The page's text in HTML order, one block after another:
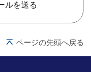
ルを送る
ページの先頭へ戻る